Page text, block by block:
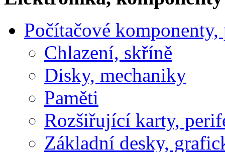
Počítačové
Chlazení, skříně
Disky, mechaniky
Paměti
Rozšiřující karty,
Základní desky,